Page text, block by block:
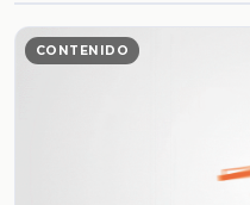
CONTENIDO